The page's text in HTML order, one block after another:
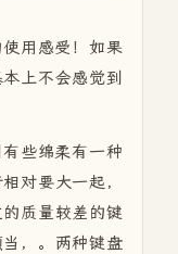
用感受！如果
上不会感觉到
些绵柔有一种
对要大一起，
质量较差的键
，。两种键盘